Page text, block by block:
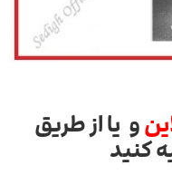
و یا از طریق
کنید